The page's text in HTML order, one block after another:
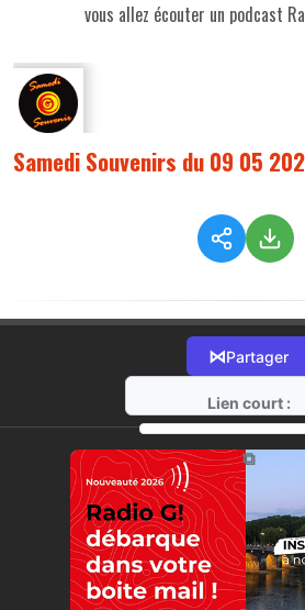
vous allez écouter un podcast
Samedi Souvenirs du 09 05
⋈Partager
Lien court :
⧉